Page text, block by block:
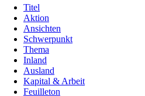
Titel
Aktion
Ansichten
Schwerpunkt
Thema
Inland
Ausland
Kapital & Arbeit
Feuilleton